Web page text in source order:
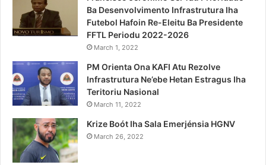
Ba Desenvolvimento Infrastrutura Iha
Futebol Hafoin Re-Eleitu Ba Presidente
FFTL Periodu 2022-2026
March 1, 2022
PM Orienta Ona KAFI Atu Rezolve
Infrastrutura Ne’ebe Hetan Estragus Iha
Teritoriu Nasional
March 11, 2022
Krize Boót Iha Sala Emerjénsia HGNV
March 26, 2022